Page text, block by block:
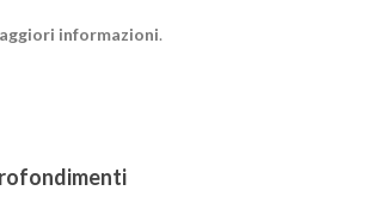
informazioni.